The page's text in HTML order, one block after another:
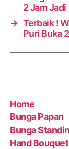
2 Jam Jadi
→ Terbaik !
Puri Buka
Home
Bunga Papan
Bunga
Hand Bouquet